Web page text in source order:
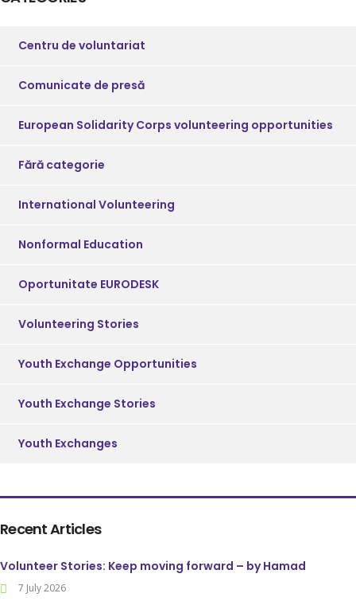
Centru de voluntariat
Comunicate de presă
European Solidarity Corps volunteering opportunities
Fără categorie
International Volunteering
Nonformal Education
Oportunitate EURODESK
Volunteering Stories
Youth Exchange Opportunities
Youth Exchange Stories
Youth Exchanges
Recent Articles
Volunteer Stories: Keep moving forward – by Hamad
7 July 2026